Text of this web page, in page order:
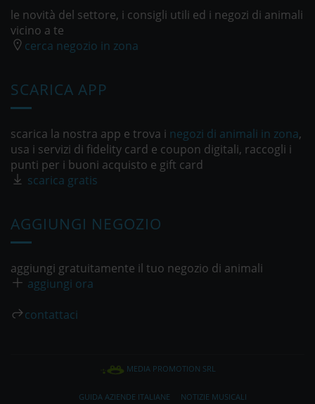
le novità del settore, i consigli utili ed i negozi di animali
vicino a te
cerca negozio in zona
SCARICA APP
scarica la nostra app e trova i negozi di animali in zona,
usa i servizi di fidelity card e coupon digitali, raccogli i
punti per i buoni acquisto e gift card
scarica gratis
AGGIUNGI NEGOZIO
aggiungi gratuitamente il tuo negozio di animali
aggiungi ora
contattaci
MEDIA PROMOTION SRL
GUIDA AZIENDE ITALIANE
NOTIZIE MUSICALI